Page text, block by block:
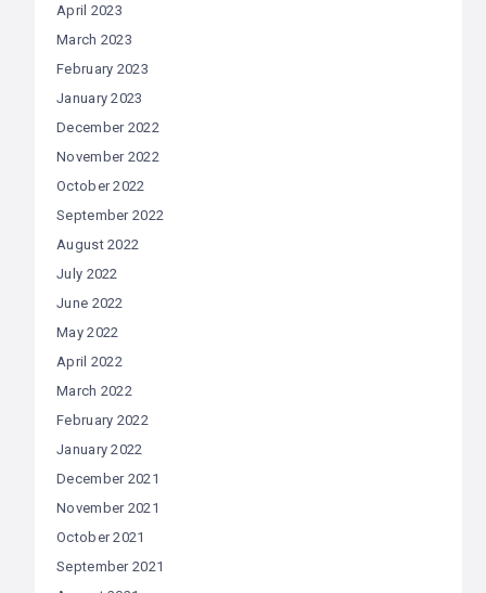
April 2023
March 2023
February 2023
January 2023
December 2022
November 2022
October 2022
September 2022
August 2022
July 2022
June 2022
May 2022
April 2022
March 2022
February 2022
January 2022
December 2021
November 2021
October 2021
September 2021